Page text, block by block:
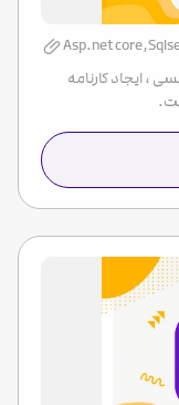
Asp.net
، ایجاد کارنامه